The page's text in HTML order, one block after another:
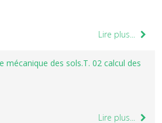
Lire plus...
mécanique des sols.T. 02 calcul des
Lire plus...